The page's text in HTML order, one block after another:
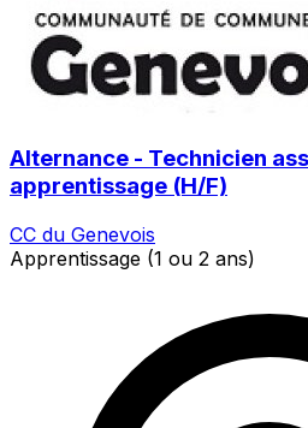
Alternance - Technicien
apprentissage (H/F)
CC du Genevois
Apprentissage (1 ou 2 ans)